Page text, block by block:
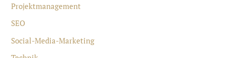
Projektmanagement
SEO
Social-Media-Marketing